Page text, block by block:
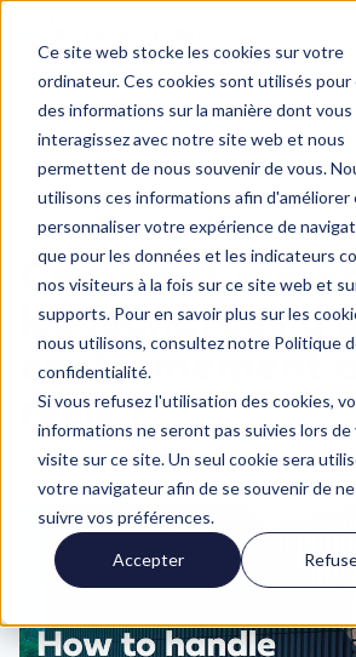
Ce site web stocke les cookies sur votre
ordinateur. Ces cookies sont utilisés
des informations sur la manière dont vous
interagissez avec notre site web et nous
permettent de nous souvenir de vous.
utilisons ces informations afin d'améliorer
personnaliser votre expérience de
que pour les données et les indicateurs
nos visiteurs à la fois sur ce site web et
supports. Pour en savoir plus sur les
nous utilisons, consultez notre Politique
confidentialité.
Si vous refusez l'utilisation des cookies,
informations ne seront pas suivies lors
visite sur ce site. Un seul cookie sera
votre navigateur afin de se souvenir de ne
suivre vos préférences.
Accepter
conformément aux frais réels ?
Comment
les recharges à
conformément
réels ?
10/02/2025